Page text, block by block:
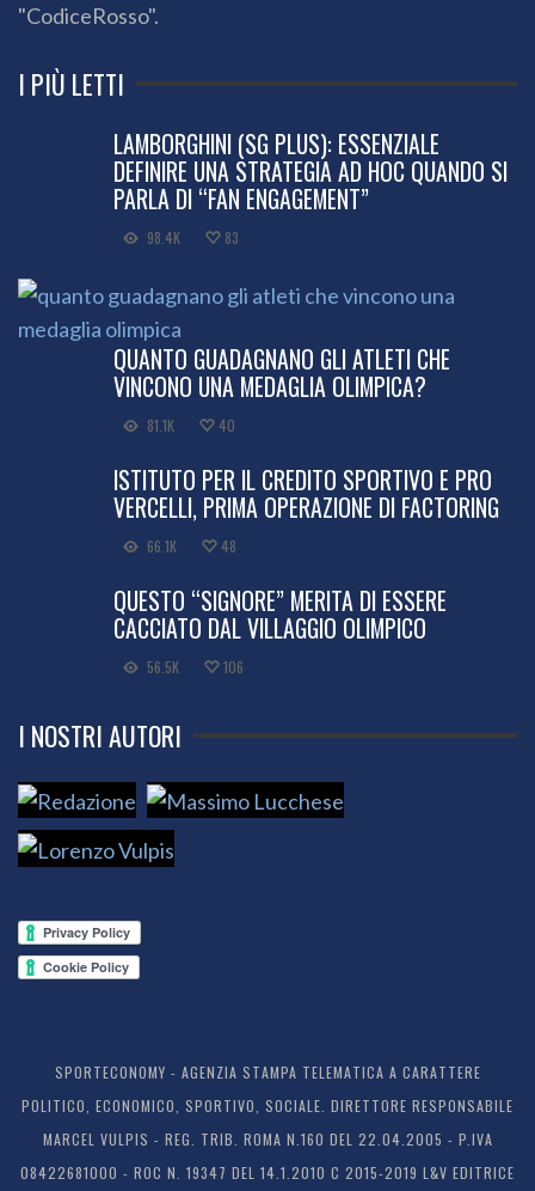
"CodiceRosso".
I PIÙ LETTI
LAMBORGHINI (SG PLUS): ESSENZIALE
DEFINIRE UNA STRATEGIA AD HOC QUANDO SI
PARLA DI “FAN ENGAGEMENT”
98.4K 83
QUANTO GUADAGNANO GLI ATLETI CHE
VINCONO UNA MEDAGLIA OLIMPICA?
81.1K 40
ISTITUTO PER IL CREDITO SPORTIVO E PRO
VERCELLI, PRIMA OPERAZIONE DI FACTORING
66.1K 48
QUESTO “SIGNORE” MERITA DI ESSERE
CACCIATO DAL VILLAGGIO OLIMPICO
56.5K 106
I NOSTRI AUTORI
SPORTECONOMY - AGENZIA STAMPA TELEMATICA A CARATTERE
POLITICO, ECONOMICO, SPORTIVO, SOCIALE. DIRETTORE RESPONSABILE
MARCEL VULPIS - REG. TRIB. ROMA N.160 DEL 22.04.2005 - P.IVA
08422681000 - ROC N. 19347 DEL 14.1.2010 C 2015-2019 L&V EDITRICE